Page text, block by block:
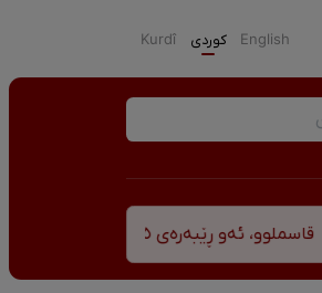
English كوردی Kurdî
قاسملوو، ئەو ڕێبەرەی ٣٥ ساڵ پاش شەهید بوونیشی ڕێبازەکەی هەر زیندووە